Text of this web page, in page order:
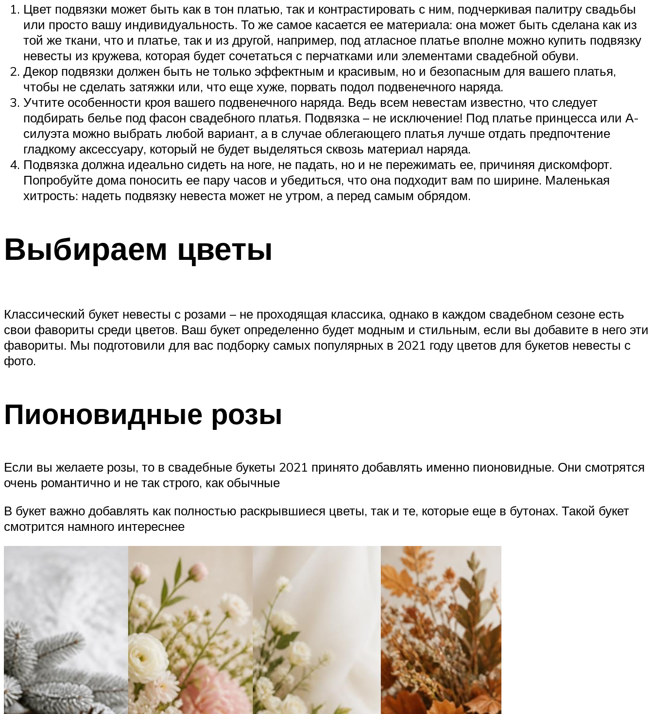
Цвет подвязки может быть как в тон платью, так и контрастировать с ним, подчеркивая палитру свадьбы
или просто вашу индивидуальность. То же самое касается ее материала: она может быть сделана как из
той же ткани, что и платье, так и из другой, например, под атласное платье вполне можно купить подвязку
невесты из кружева, которая будет сочетаться с перчатками или элементами свадебной обуви.
Декор подвязки должен быть не только эффектным и красивым, но и безопасным для вашего платья,
чтобы не сделать затяжки или, что еще хуже, порвать подол подвенечного наряда.
Учтите особенности кроя вашего подвенечного наряда. Ведь всем невестам известно, что следует
подбирать белье под фасон свадебного платья. Подвязка – не исключение! Под платье принцесса или А-
силуэта можно выбрать любой вариант, а в случае облегающего платья лучше отдать предпочтение
гладкому аксессуару, который не будет выделяться сквозь материал наряда.
Подвязка должна идеально сидеть на ноге, не падать, но и не пережимать ее, причиняя дискомфорт.
Попробуйте дома поносить ее пару часов и убедиться, что она подходит вам по ширине. Маленькая
хитрость: надеть подвязку невеста может не утром, а перед самым обрядом.
Выбираем цветы
Классический букет невесты с розами – не проходящая классика, однако в каждом свадебном сезоне есть
свои фавориты среди цветов. Ваш букет определенно будет модным и стильным, если вы добавите в него эти
фавориты. Мы подготовили для вас подборку самых популярных в 2021 году цветов для букетов невесты с
фото.
Пионовидные розы
Если вы желаете розы, то в свадебные букеты 2021 принято добавлять именно пионовидные. Они смотрятся
очень романтично и не так строго, как обычные
В букет важно добавлять как полностью раскрывшиеся цветы, так и те, которые еще в бутонах. Такой букет
смотрится намного интереснее